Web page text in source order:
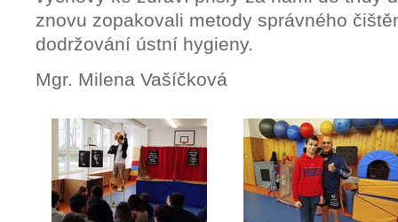
znovu zopakovali metody správného
dodržování ústní hygieny.
Mgr. Milena Vašíčková